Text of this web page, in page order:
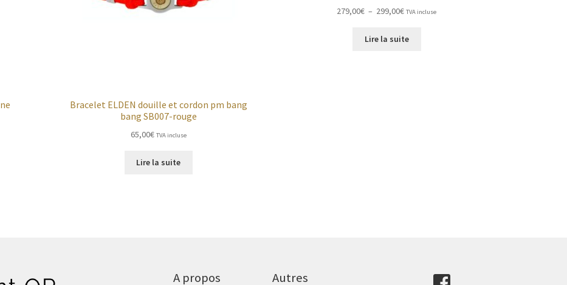
Bracelet ELDEN douille et cordon pm bang
bang SB007-rouge
65,00€ TVA incluse
Lire la suite
279,00€ – 299,00€Plage
prix :
TVA incluse
Lire la suite
A propos Autres